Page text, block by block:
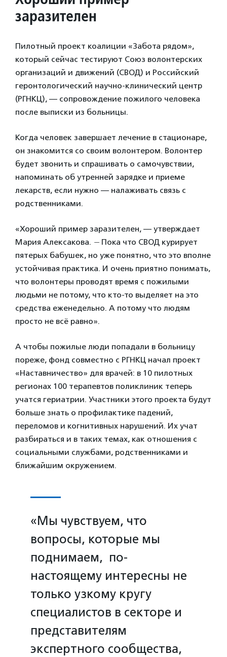
заразителен
Пилотный проект коалиции «Забота рядом»,
который сейчас тестируют Союз волонтерских
организаций и движений (СВОД) и Российский
геронтологический научно-клинический центр
(РГНКЦ), — сопровождение пожилого человека
после выписки из больницы.
Когда человек завершает лечение в стационаре,
он знакомится со своим волонтером. Волонтер
будет звонить и спрашивать о самочувствии,
напоминать об утренней зарядке и приеме
лекарств, если нужно — налаживать связь с
родственниками.
«Хороший пример заразителен, — утверждает
Мария Алексакова. — Пока что СВОД курирует
пятерых бабушек, но уже понятно, что это вполне
устойчивая практика. И очень приятно понимать,
что волонтеры проводят время с пожилыми
людьми не потому, что кто-то выделяет на это
средства еженедельно. А потому что людям
просто не всё равно».
А чтобы пожилые люди попадали в больницу
пореже, фонд совместно с РГНКЦ начал проект
«Наставничество» для врачей: в 10 пилотных
регионах 100 терапевтов поликлиник теперь
учатся гериатрии. Участники этого проекта будут
больше знать о профилактике падений,
переломов и когнитивных нарушений. Их учат
разбираться и в таких темах, как отношения с
социальными службами, родственниками и
ближайшим окружением.
«Мы чувствуем, что
вопросы, которые мы
поднимаем, по-
настоящему интересны не
только узкому кругу
специалистов в секторе и
представителям
экспертного сообщества,